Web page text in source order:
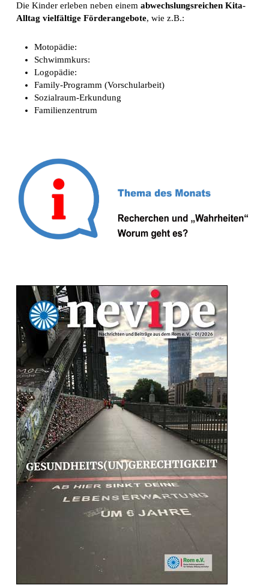
Die Kinder erleben neben einem abwechslungsreichen Kita-
Alltag vielfältige Förderangebote, wie z.B.:
Motopädie:
Schwimmkurs:
Logopädie:
Family-Programm (Vorschularbeit)
Sozialraum-Erkundung
Familienzentrum